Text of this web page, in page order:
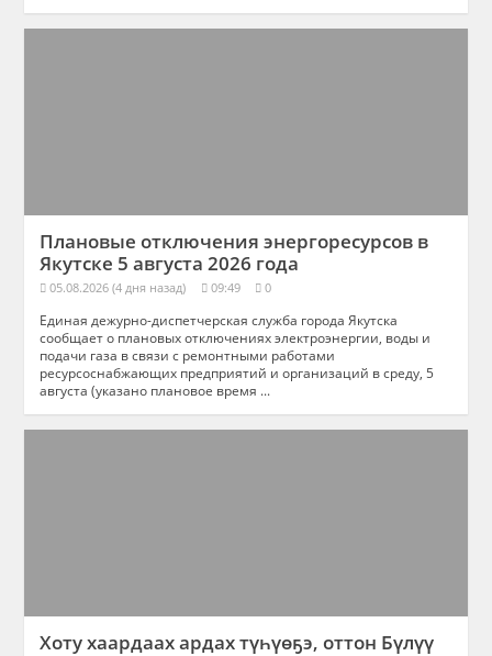
Плановые отключения энергоресурсов в
Якутске 5 августа 2026 года
05.08.2026 (4 дня назад) 09:49 0
Единая дежурно-диспетчерская служба города Якутска
сообщает о плановых отключениях электроэнергии, воды и
подачи газа в связи с ремонтными работами
ресурсоснабжающих предприятий и организаций в среду, 5
августа (указано плановое время ...
Хоту хаардаах ардах түһүөҕэ, оттон Бүлүү